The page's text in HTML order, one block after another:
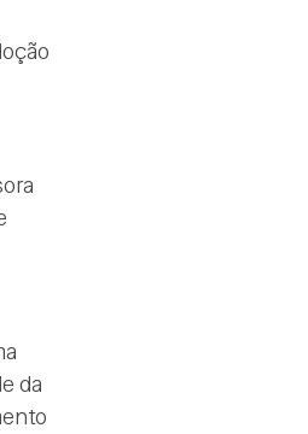
da